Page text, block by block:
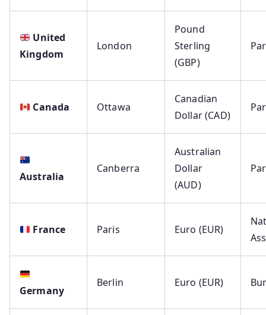
United
Kingdom
London
Pound
Sterling
(GBP)
Canada Ottawa
Canadian
Dollar (CAD)
Australia
Canberra
Australian
Dollar
(AUD)
France Paris Euro (EUR)
Germany
Berlin Euro (EUR)